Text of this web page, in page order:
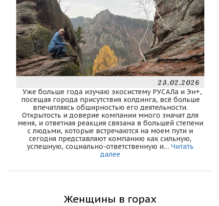
23.02.2026
Уже больше года изучаю экосистему РУСАЛа и Эн+,
посещая города присутствия холдинга, всё больше
впечатляясь обширностью его деятельности.
Открытость и доверие компании много значат для
меня, и ответная реакция связана в большей степени
с людьми, которые встречаются на моем пути и
сегодня представляют компанию как сильную,
успешную, социально-ответственную и… Читать
далее
Женщины в горах